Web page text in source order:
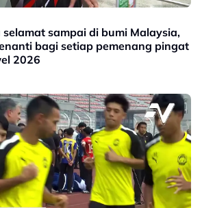
sampai di bumi Malaysia,
bagi setiap pemenang pingat
2026